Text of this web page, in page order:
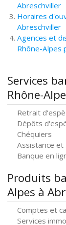
Abreschviller
Horaires
Abreschviller
Agences et
Rhône-Alpes
Services
Rhône-
Retrait
Dépôts
Chéquiers
Assistance et
Banque en
Produits
Alpes à
Comptes et
Services